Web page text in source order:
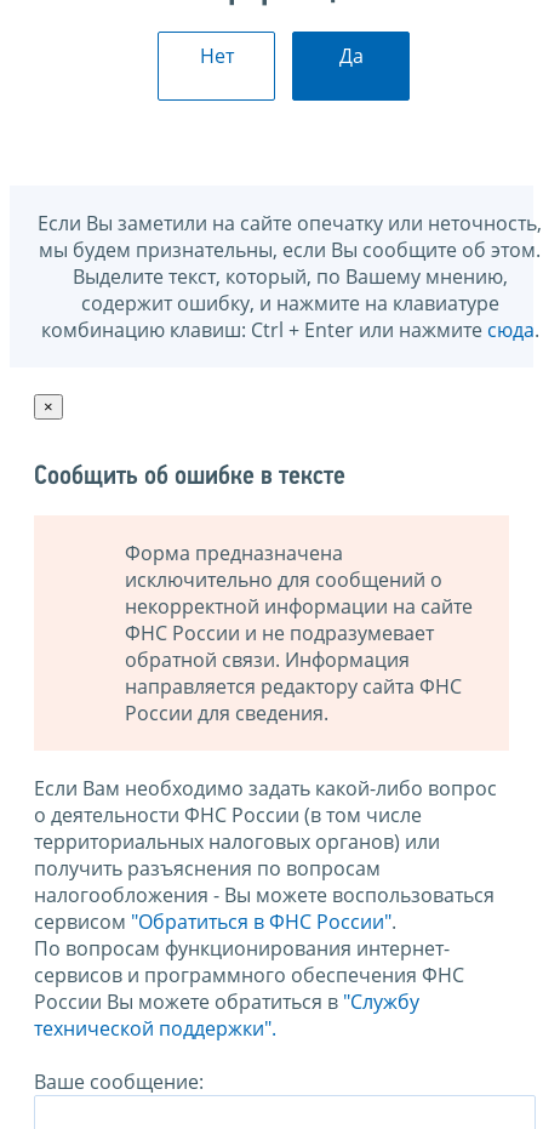
Нет Да
Если Вы заметили на сайте опечатку или неточность,
мы будем признательны, если Вы сообщите об этом.
Выделите текст, который, по Вашему мнению,
содержит ошибку, и нажмите на клавиатуре
комбинацию клавиш: Ctrl + Enter или нажмите сюда.
×
Сообщить об ошибке в тексте
Форма предназначена
исключительно для сообщений о
некорректной информации на сайте
ФНС России и не подразумевает
обратной связи. Информация
направляется редактору сайта ФНС
России для сведения.
Если Вам необходимо задать какой-либо вопрос
о деятельности ФНС России (в том числе
территориальных налоговых органов) или
получить разъяснения по вопросам
налогообложения - Вы можете воспользоваться
сервисом "Обратиться в ФНС России".
По вопросам функционирования интернет-
сервисов и программного обеспечения ФНС
России Вы можете обратиться в "Службу
технической поддержки".
Ваше сообщение: